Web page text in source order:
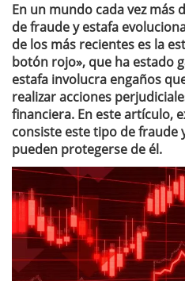
En un mundo cada vez más
de fraude y estafa
de los más recientes es la
botón rojo», que ha estado
estafa involucra engaños
realizar acciones
financiera. En este artículo,
consiste este tipo de fraude
pueden protegerse de él.